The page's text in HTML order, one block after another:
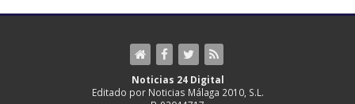
Noticias 24 Digital
Editado por Noticias Málaga 2010, S.L.